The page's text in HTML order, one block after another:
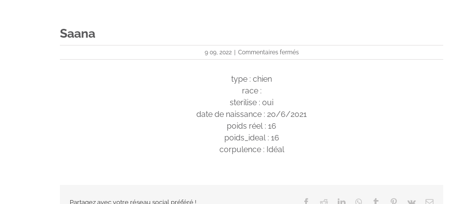
Saana
9 09, 2022 Commentaires ferméssur
Saana
type : chien
race :
sterilise : oui
date de naissance : 20/6/2021
poids réel : 16
poids_ideal : 16
corpulence : Idéal
Partagez avec votre réseau social préféré ! Facebook
RedditLinkedInWhatsApp
Tumblr Pinterest
Vk Email